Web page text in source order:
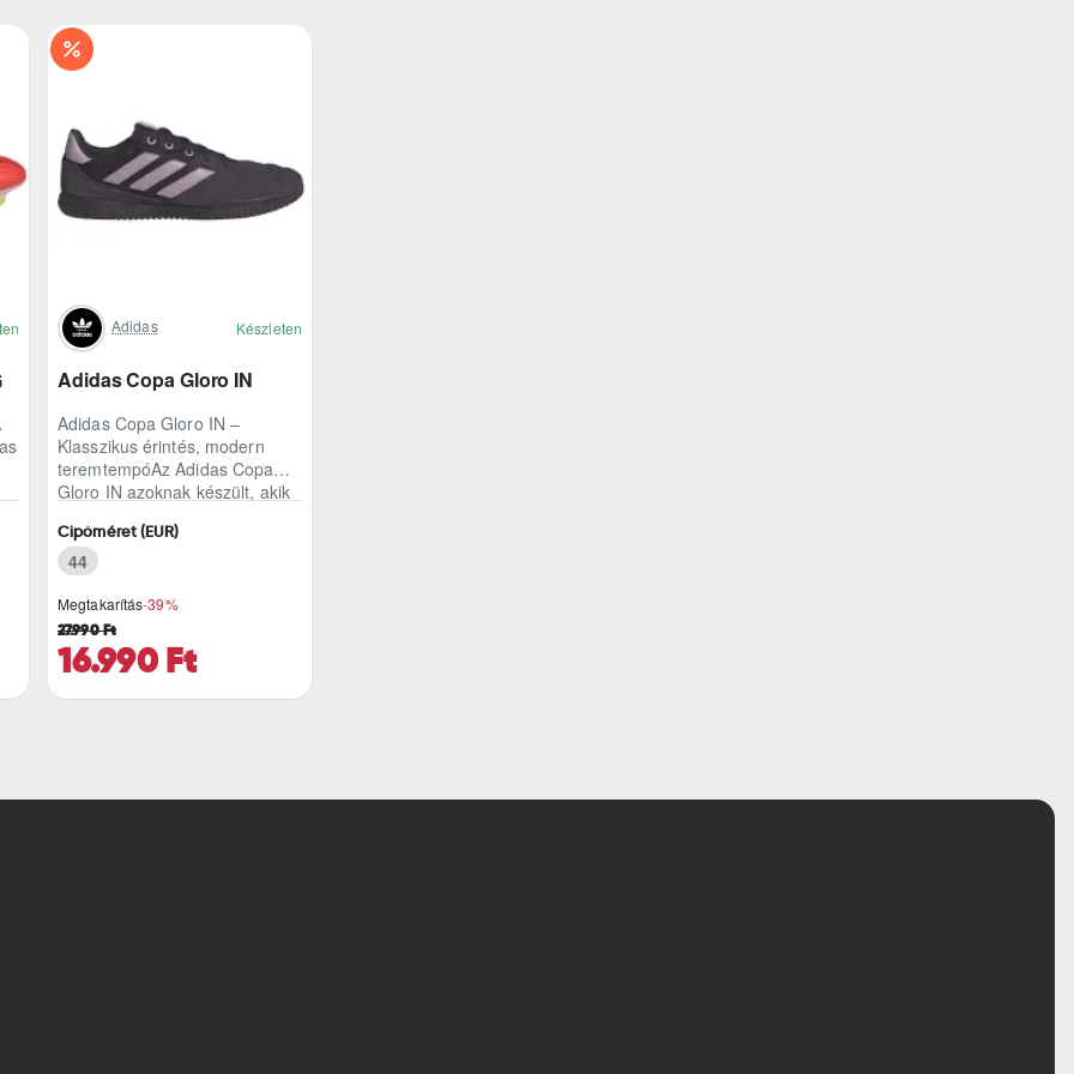
Adidas Készleten
Adidas Copa Gloro IN
Adidas Copa Gloro IN –
Klasszikus érintés, modern
teremtempóAz Adidas Copa
Gloro IN azoknak készült, akik
természetes lab..
Megtakarítás-39%
16.990 Ft
27.990 Ft
Cipőméret (EUR)
44